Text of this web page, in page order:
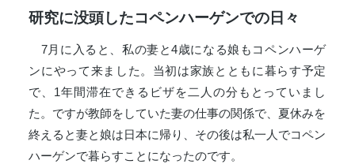
研究に没頭したコペンハーゲンでの日々
7月に入ると、私の妻と4歳になる娘もコペンハーゲ
ンにやって来ました。当初は家族とともに暮らす予定
で、1年間滞在できるビザを二人の分もとっていまし
た。ですが教師をしていた妻の仕事の関係で、夏休みを
終えると妻と娘は日本に帰り、その後は私一人でコペン
ハーゲンで暮らすことになったのです。